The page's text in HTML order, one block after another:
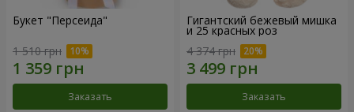
Букет "Персеида"
1 510 грн
Заказать
Гигантский бежевый мишка
и 25 красных роз
4 374 грн
Заказать